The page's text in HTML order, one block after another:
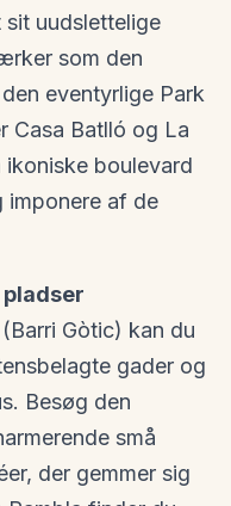
sit uudslettelige
som den
eventyrlige Park
Casa Batlló og La
ikoniske boulevard
imponere af de
Gòtic) kan du
gader og
Besøg den
små
der gemmer sig